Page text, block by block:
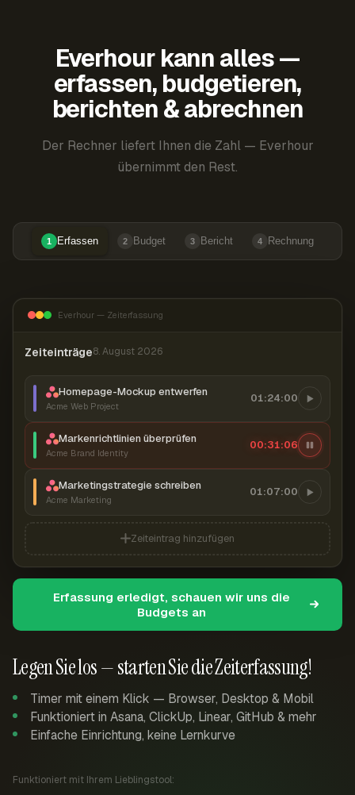
Everhour kann alles —
erfassen, budgetieren,
berichten & abrechnen
Der Rechner liefert Ihnen die Zahl — Everhour
übernimmt den Rest.
1 Erfassen 2 Budget 3 Bericht 4 Rechnung
Legen Sie los — starten Sie die Zeiterfassung!
Timer mit einem Klick — Browser, Desktop & Mobil
Funktioniert in Asana, ClickUp, Linear, GitHub & mehr
Einfache Einrichtung, keine Lernkurve
Funktioniert mit Ihrem Lieblingstool:
Everhour — Zeiterfassung
Zeiteinträge8. August 2026
Homepage-Mockup entwerfen
Acme Web Project
01:24:00
Markenrichtlinien überprüfen
Acme Brand Identity
00:31:07
Marketingstrategie schreiben
Acme Marketing
01:07:00
Zeiteintrag hinzufügen
Erfassung erledigt, schauen wir uns die
Budgets an